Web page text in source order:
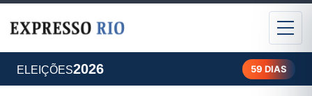
ELEIÇÕES2026 59 DIAS